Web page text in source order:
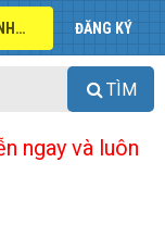
ĐĂNG NHẬP ĐĂNG KÝ
TÌM
ngay và luôn